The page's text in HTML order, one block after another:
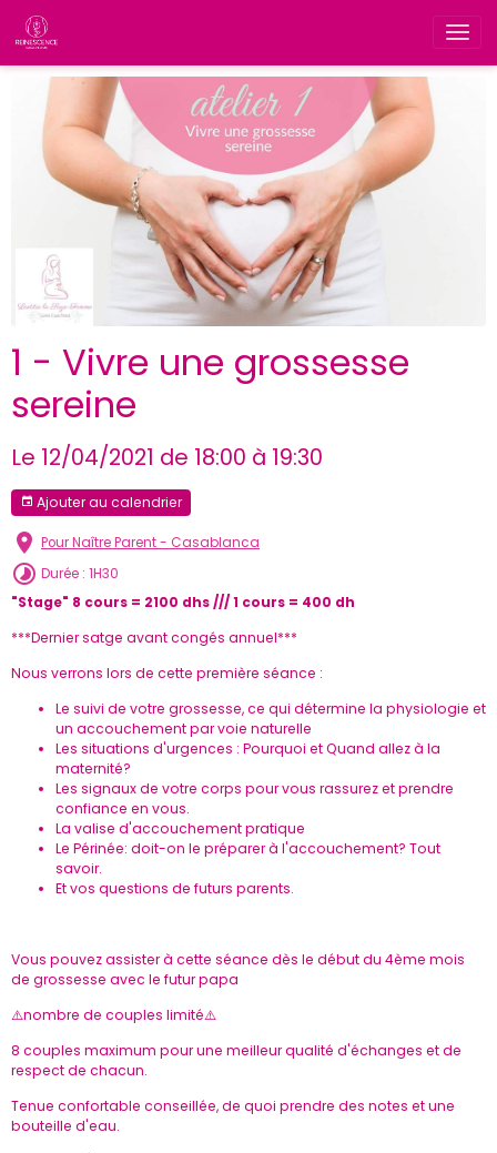
1 - Vivre une grossesse
sereine
Le 12/04/2021 de 18:00 à 19:30
Ajouter au calendrier
Pour Naître Parent - Casablanca
Durée : 1H30
"Stage" 8 cours = 2100 dhs /// 1 cours = 400 dh
***Dernier satge avant congés annuel***
Nous verrons lors de cette première séance :
Le suivi de votre grossesse, ce qui détermine la physiologie et
un accouchement par voie naturelle
Les situations d'urgences : Pourquoi et Quand allez à la
maternité?
Les signaux de votre corps pour vous rassurez et prendre
confiance en vous.
La valise d'accouchement pratique
Le Périnée: doit-on le préparer à l'accouchement? Tout
savoir.
Et vos questions de futurs parents.
Vous pouvez assister à cette séance dès le début du 4ème mois
de grossesse avec le futur papa
⚠️nombre de couples limité⚠️
8 couples maximum pour une meilleur qualité d'échanges et de
respect de chacun.
Tenue confortable conseillée, de quoi prendre des notes et une
bouteille d'eau.